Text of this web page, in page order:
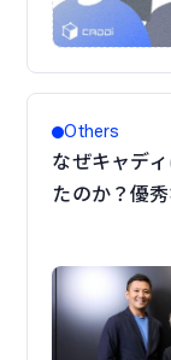
Others
なぜキャデ
たのか？優